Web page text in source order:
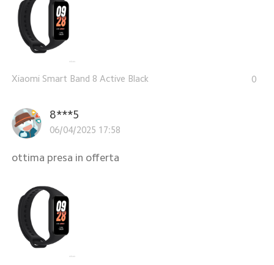
Xiaomi Smart Band 8 Active Black 0
8***5
06/04/2025 17:58
ottima presa in offerta